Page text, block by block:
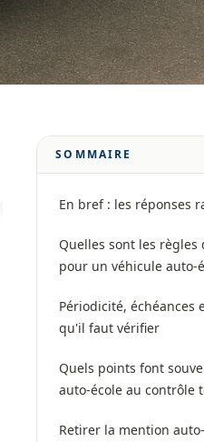
SOMMAIRE
En bref : les réponses
Quelles sont les
pour un véhicule auto-
Périodicité, échéances
qu'il faut vérifier
Quels points font
auto-école au contrôle
Retirer la mention